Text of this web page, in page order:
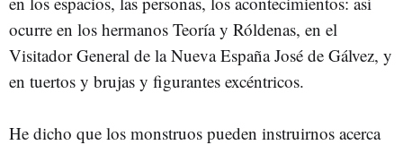
ocurre en los hermanos Teoría y Róldenas, en el
Visitador General de la Nueva España José de Gálvez, y
en tuertos y brujas y figurantes excéntricos.
He dicho que los monstruos pueden instruirnos acerca